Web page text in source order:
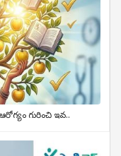
గురించి ఇవ..